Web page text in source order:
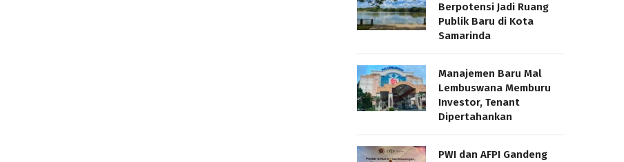
Berpotensi Jadi Ruang
Publik Baru di Kota
Samarinda
Manajemen Baru Mal
Lembuswana Memburu
Investor, Tenant
Dipertahankan
PWI dan AFPI Gandeng